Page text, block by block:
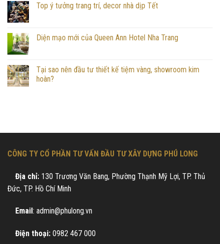
Top ý tưởng trang trí, decor nhà dịp Tết
Diện mạo mới của Queen Ann Hotel Nha Trang
Tại sao nên đầu tư thiết kế tiệm vàng, showroom kim
hoàn?
CÔNG TY CỔ PHẦN TƯ VẤN ĐẦU TƯ XÂY DỰNG PHÚ LONG
Địa chỉ: 130 Trương Văn Bang, Phường Thạnh Mỹ Lợi, TP. Thủ
Đức, TP. Hồ Chí Minh
Email : admin@phulong.vn
Điện thoại: 0982 467 000